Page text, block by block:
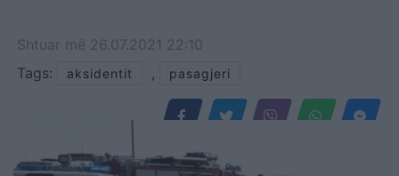
Shtuar më 26.07.2021 22:10
Tags:
aksidentit , pasagjeri